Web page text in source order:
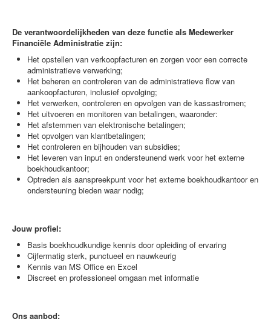
De verantwoordelijkheden van deze functie als Medewerker
Financiële Administratie zijn:
Het opstellen van verkoopfacturen en zorgen voor een correcte
administratieve verwerking;
Het beheren en controleren van de administratieve flow van
aankoopfacturen, inclusief opvolging;
Het verwerken, controleren en opvolgen van de kassastromen;
Het uitvoeren en monitoren van betalingen, waaronder:
Het afstemmen van elektronische betalingen;
Het opvolgen van klantbetalingen;
Het controleren en bijhouden van subsidies;
Het leveren van input en ondersteunend werk voor het externe
boekhoudkantoor;
Optreden als aanspreekpunt voor het externe boekhoudkantoor en
ondersteuning bieden waar nodig;
Jouw profiel:
Basis boekhoudkundige kennis door opleiding of ervaring
Cijfermatig sterk, punctueel en nauwkeurig
Kennis van MS Office en Excel
Discreet en professioneel omgaan met informatie
Ons aanbod: